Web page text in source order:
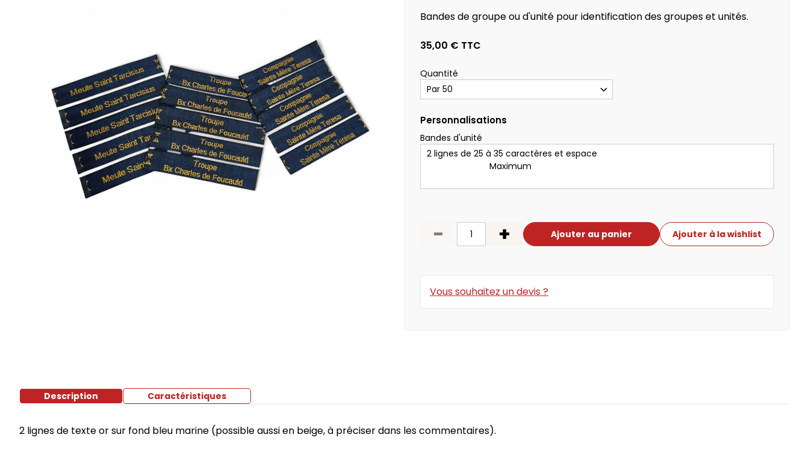
Shorts , Bermudas & Pantalons
Tenues de camp
Religieux
Cadre
Nature - Jeux
Matériel individuel scout
Bivouacs
Gourdes & popotes
Sac de couchage
Promotions
Matériel individuel camp scout
Ventes Flash
Sac de couchage
Matériel collectif scout
Accessoires de tentes -
Tentes patrouille
Marabouts et tentes spéciales
Cuisine
Pharmacie
Mobilier de camp
Primeur
Bandes de groupe ou d'unité pour identification des groupes et unités.
35,00 € TTC
Quantité
Personnalisations
Bandes d'unité
- + Ajouter au panier Ajouter à la wishlist
Vous souhaitez un devis ?
Description Caractéristiques
2 lignes de texte or sur fond bleu marine (possible aussi en beige, à préciser dans les commentaires).